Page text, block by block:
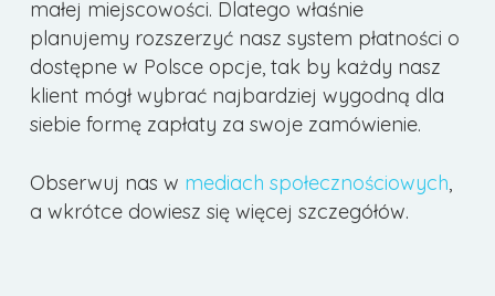
małej miejscowości. Dlatego właśnie
planujemy rozszerzyć nasz system płatności o
dostępne w Polsce opcje, tak by każdy nasz
klient mógł wybrać najbardziej wygodną dla
siebie formę zapłaty za swoje zamówienie.
Obserwuj nas w mediach społecznościowych,
a wkrótce dowiesz się więcej szczegółów.